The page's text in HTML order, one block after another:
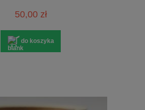
50,00 zł
do koszyka